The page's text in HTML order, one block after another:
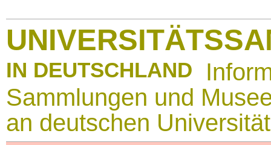
IN DEUTSCHLAND
Sammlungen und
an deutschen